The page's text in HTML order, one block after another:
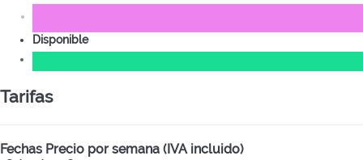
Disponible
Tarifas
Fechas Precio por semana (IVA incluido)